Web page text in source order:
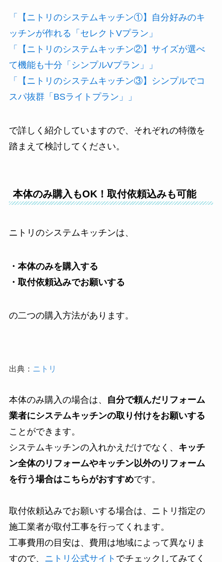
「【ニトリのシステムキッチン①】自分好みのキ
ッチンが作れる「セレクトVプラン」
「【ニトリのシステムキッチン②】サイズが選べ
て機能も十分「シンプルVプラン」」
「【ニトリのシステムキッチン③】シンプルでコ
スパ抜群「BSライトプラン」」
で詳しく紹介していますので、それぞれの特徴を
踏まえて検討してください。
本体のみ購入もOK！取付依頼込みも可能
ニトリのシステムキッチンは、
・本体のみを購入する
・取付依頼込みでお願いする
の二つの購入方法があります。
出典： ニトリ
本体のみ購入の場合は、
自分で頼んだリフォーム
業者にシステムキッチンの取り付けをお願いする
ことができます。
システムキッチンの入れかえだけでなく、 キッチ
ン全体のリフォームやキッチン以外のリフォーム
を行う場合はこちらがおすすめです。
取付依頼込みでお願いする場合は、ニトリ指定の
施工業者が取付工事を行ってくれます。
工事費用の目安は、費用は地域によって異なりま
すので、 ニトリ公式サイト でチェックしてみてく